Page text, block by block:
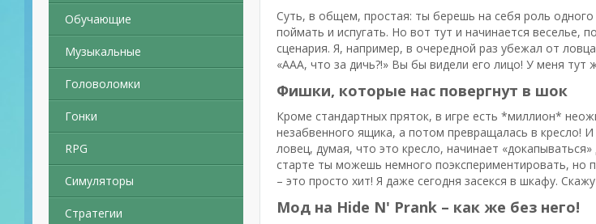
Обучающие
Музыкальные
Головоломки
Гонки
RPG
Симуляторы
Стратегии
Суть, в общем, простая: ты берешь на себя роль
поймать и испугать. Но вот тут и начинается веселье,
сценария. Я, например, в очередной раз убежал от
«ААА, что за дичь?!» Вы бы видели его лицо! У меня тут
Фишки, которые нас повергнут в шок
Кроме стандартных пряток, в игре есть *миллион*
незабвенного ящика, а потом превращалась в кресло!
ловец, думая, что это кресло, начинает
старте ты можешь немного поэкспериментировать, но
– это просто хит! Я даже сегодня засекся в шкафу.
Мод на Hide N' Prank – как же без него!